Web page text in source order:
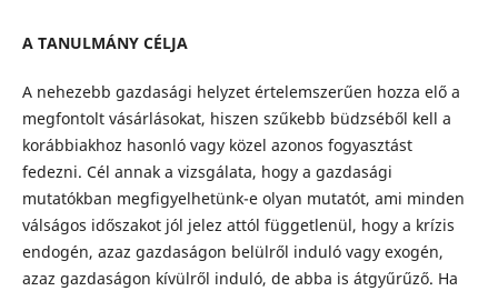
A TANULMÁNY CÉLJA
A nehezebb gazdasági helyzet értelemszerűen hozza elő a
megfontolt vásárlásokat, hiszen szűkebb büdzséből kell a
korábbiakhoz hasonló vagy közel azonos fogyasztást
fedezni. Cél annak a vizsgálata, hogy a gazdasági
mutatókban megfigyelhetünk-e olyan mutatót, ami minden
válságos időszakot jól jelez attól függetlenül, hogy a krízis
endogén, azaz gazdaságon belülről induló vagy exogén,
azaz gazdaságon kívülről induló, de abba is átgyűrűző. Ha